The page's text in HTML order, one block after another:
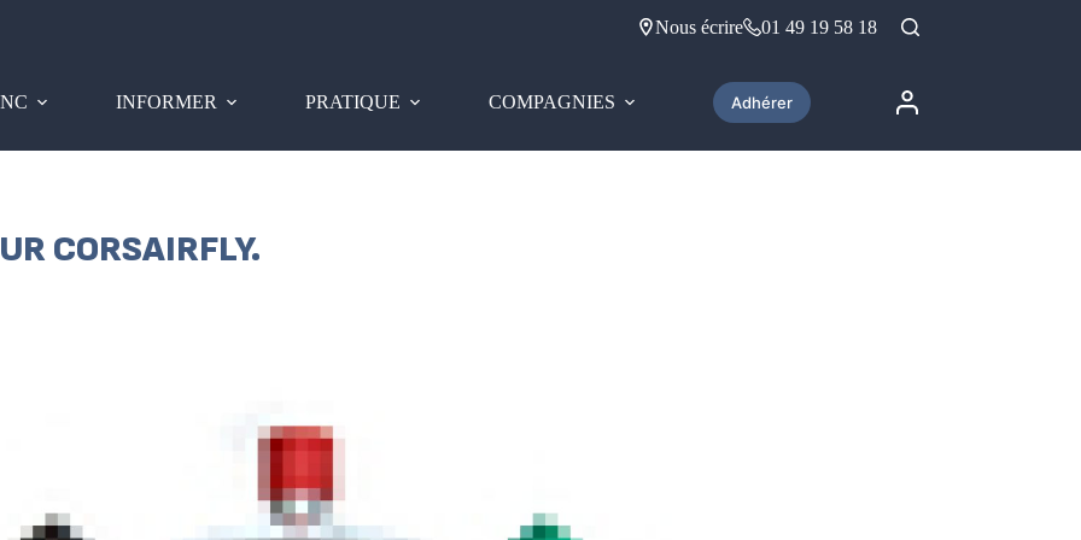
Nous écrire 01 49 19 58 18
INFORMER PRATIQUE COMPAGNIES Adhérer
CORSAIRFLY.